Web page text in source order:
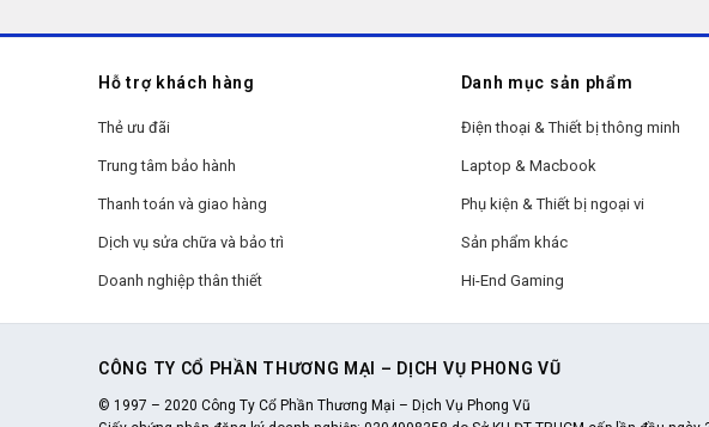
Hỗ trợ khách hàng
Thẻ ưu đãi
Trung tâm bảo hành
Thanh toán và giao hàng
Dịch vụ sửa chữa và bảo trì
Doanh nghiệp thân thiết
Danh mục sản phẩm
Điện thoại & Thiết bị thông minh
Laptop & Macbook
Phụ kiện & Thiết bị ngoại vi
Sản phẩm khác
Hi-End Gaming
CÔNG TY CỔ PHẦN THƯƠNG MẠI – DỊCH VỤ PHONG VŨ
© 1997 – 2020 Công Ty Cổ Phần Thương Mại – Dịch Vụ Phong Vũ